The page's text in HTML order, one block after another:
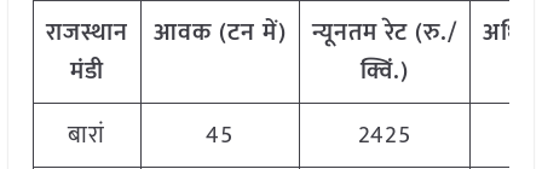
राजस्थान
मंडी
आवक(टनमें) न्यूनतमरेट(रु./
क्विं.)
बारां 45 2425